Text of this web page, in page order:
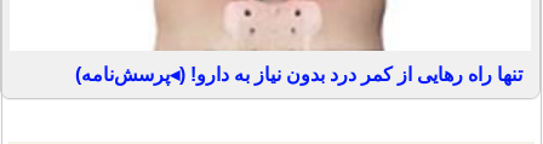
تنها راه رهایی از کمر درد بدون نیاز به دارو! (◂پرسش‌نامه)